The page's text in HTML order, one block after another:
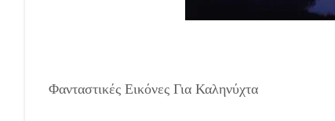
Φανταστικές Εικόνες Για Καληνύχτα